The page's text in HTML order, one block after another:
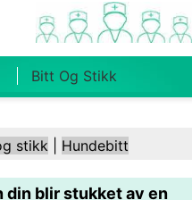
Bitt Og Stikk
Folkehelse Og
stikk Hundebitt
din blir stukket av en